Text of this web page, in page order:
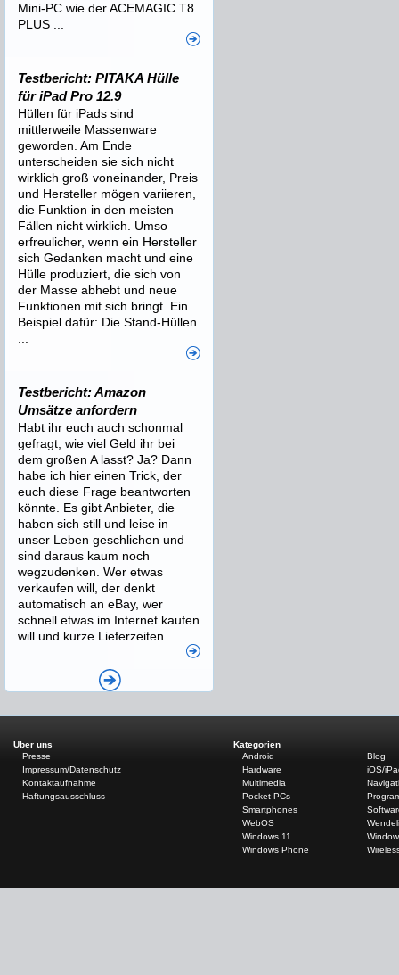
Mini-PC wie der ACEMAGIC T8
PLUS ...
Testbericht: PITAKA Hülle
für iPad Pro 12.9
Hüllen für iPads sind
mittlerweile Massenware
geworden. Am Ende
unterscheiden sie sich nicht
wirklich groß voneinander, Preis
und Hersteller mögen variieren,
die Funktion in den meisten
Fällen nicht wirklich. Umso
erfreulicher, wenn ein Hersteller
sich Gedanken macht und eine
Hülle produziert, die sich von
der Masse abhebt und neue
Funktionen mit sich bringt. Ein
Beispiel dafür: Die Stand-Hüllen
Testbericht: Amazon
Umsätze anfordern
Habt ihr euch auch schonmal
gefragt, wie viel Geld ihr bei
dem großen A lasst? Ja? Dann
habe ich hier einen Trick, der
euch diese Frage beantworten
könnte. Es gibt Anbieter, die
haben sich still und leise in
unser Leben geschlichen und
sind daraus kaum noch
wegzudenken. Wer etwas
verkaufen will, der denkt
automatisch an eBay, wer
schnell etwas im Internet kaufen
will und kurze Lieferzeiten ...
Über uns
Presse
Impressum/Datenschutz
Kontaktaufnahme
Haftungsausschluss
Kategorien
Android
Blog
Hardware
iOS/
Multimedia
Pocket PCs
Smartphones
WebOS
Windows 11
Windows Phone